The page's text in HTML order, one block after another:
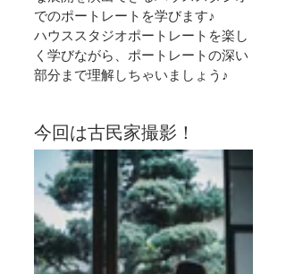
でのポートレートを学びます♪
ハウススタジオポートレートを楽し
く学びながら、ポートレートの深い
部分まで理解しちゃいましょう♪
今回は古民家撮影！